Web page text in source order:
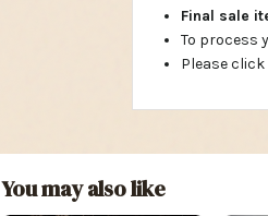
Final sale
To process
Please
You may also like